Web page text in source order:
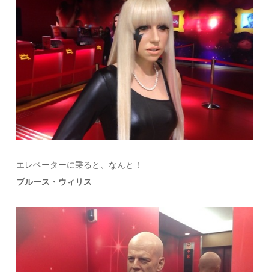
エレベーターに乗ると、なんと！
ブルース・ウィリス